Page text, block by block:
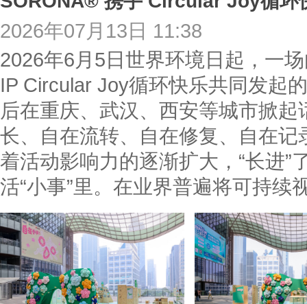
2026年07月13日 11:38
2026年6月5日世界环境日起，一
IP Circular Joy循环快乐共同发起
后在重庆、武汉、西安等城市掀
长、自在流转、自在修复、自在
着活动影响力的逐渐扩大，“长进”
活“小事”里。在业界普遍将可持